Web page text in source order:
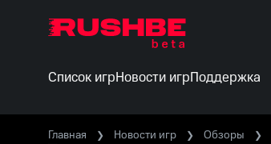
Список игрНовости игрПоддержка
Главная Новости игр Обзоры